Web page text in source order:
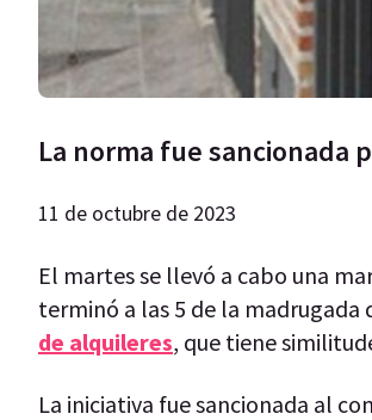
La norma fue sancionada
11 de octubre de 2023
El martes se llevó a cabo una
terminó a las 5 de la
de alquileres, que tiene
La iniciativa fue sancionada al